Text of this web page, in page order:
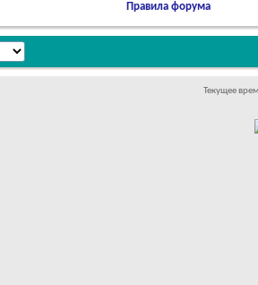
Правила форума
Текущее